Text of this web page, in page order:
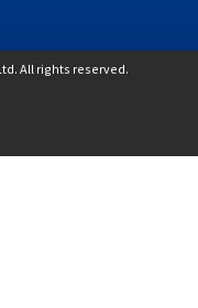
All rights reserved.